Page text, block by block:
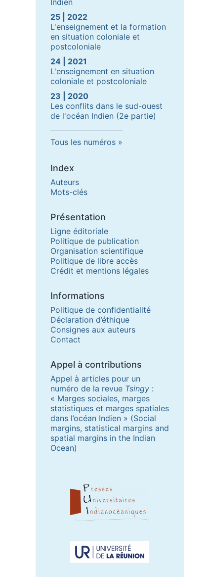
25 | 2022
L'enseignement et la formation
en situation coloniale et
postcoloniale
24 | 2021
L'enseignement en situation
coloniale et postcoloniale
23 | 2020
Les conflits dans le sud-ouest
de l'océan Indien (2e partie)
Tous les numéros
Index
Auteurs
Mots-clés
Présentation
Ligne éditoriale
Politique de publication
Organisation scientifique
Politique de libre accès
Crédit et mentions légales
Informations
Politique de confidentialité
Déclaration d’éthique
Consignes aux auteurs
Contact
Appel à contributions
Appel à articles pour un
numéro de la revue Tsingy :
« Marges sociales, marges
statistiques et marges spatiales
dans l’océan Indien » (Social
margins, statistical margins and
spatial margins in the Indian
Ocean)
Partenaires